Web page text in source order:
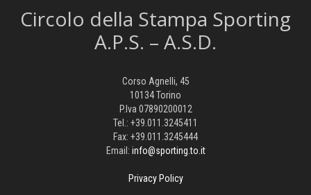
Circolo della Stampa Sporting
A.P.S. – A.S.D.
Corso Agnelli, 45
10134 Torino
P.Iva 07890200012
Tel.: +39.011.3245411
Fax: +39.011.3245444
Email: info@sporting.to.it
Privacy Policy